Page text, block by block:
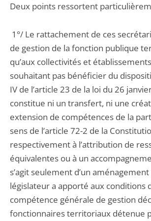
Deux points ressortent
1°/ Le rattachement de ces
de gestion de la fonction publique
qu’aux collectivités et
souhaitant pas bénéficier du
IV de l’article 23 de la loi du 26
constitue ni un transfert, ni une
extension de compétences de la part
sens de l’article 72-2 de la
respectivement à l’attribution de
équivalentes ou à un
s’agit seulement d’un
législateur a apporté aux conditions
compétence générale de gestion
fonctionnaires territoriaux détenue